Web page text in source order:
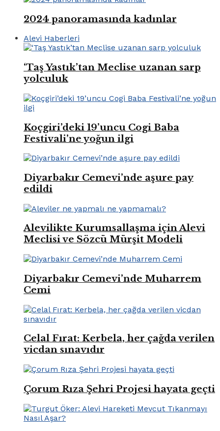
2024 panoramasında kadınlar
Alevi Haberleri
‘Taş Yastık’tan Meclise uzanan sarp
yolculuk
Koçgiri’deki 19’uncu Cogi Baba
Festivali’ne yoğun ilgi
Diyarbakır Cemevi’nde aşure pay
edildi
Alevilikte Kurumsallaşma için Alevi
Meclisi ve Sözcü Mürşit Modeli
Diyarbakır Cemevi’nde Muharrem
Cemi
Celal Fırat: Kerbela, her çağda verilen
vicdan sınavıdır
Çorum Rıza Şehri Projesi hayata geçti